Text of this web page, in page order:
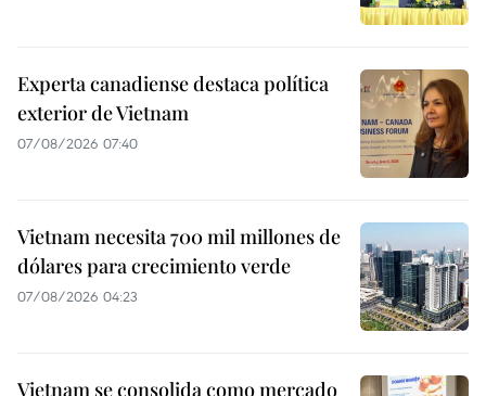
Experta canadiense destaca política
exterior de Vietnam
07/08/2026 07:40
Vietnam necesita 700 mil millones de
dólares para crecimiento verde
07/08/2026 04:23
Vietnam se consolida como mercado